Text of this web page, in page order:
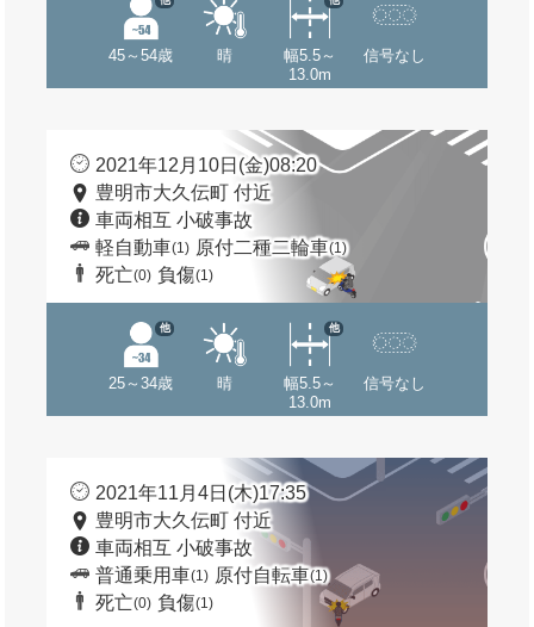
45～54歳 晴
幅5.5～
13.0m
信号なし
2021年12月10日(金)08:20
豊明市大久伝町 付近
車両相互 小破事故
軽自動車(1) 原付二種二輪車(1)
死亡(0) 負傷(1)
25～34歳
他
晴
幅5.5～
13.0m
他
信号なし
2021年11月4日(木)17:35
豊明市大久伝町 付近
車両相互 小破事故
普通乗用車(1) 原付自転車(1)
死亡(0) 負傷(1)